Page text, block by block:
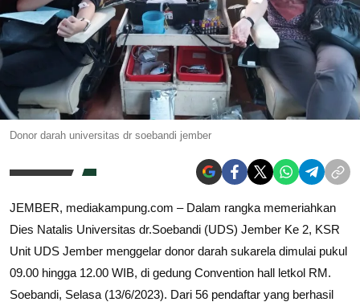
Donor darah universitas dr soebandi jember
JEMBER, mediakampung.com – Dalam rangka memeriahkan
Dies Natalis Universitas dr.Soebandi (UDS) Jember Ke 2, KSR
Unit UDS Jember menggelar donor darah sukarela dimulai pukul
09.00 hingga 12.00 WIB, di gedung Convention hall letkol RM.
Soebandi, Selasa (13/6/2023). Dari 56 pendaftar yang berhasil